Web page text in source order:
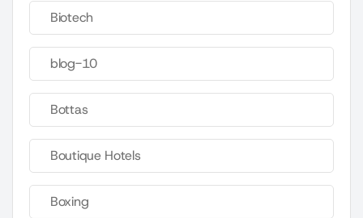
Biotech
blog-10
Bottas
Boutique Hotels
Boxing